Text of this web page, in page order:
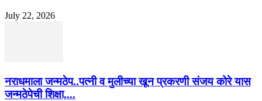
July 22, 2026
नराधमाला जन्मठेप..पत्नी व मुलीच्या खून प्रकरणी संजय कोरे यास
जन्मठेपेची शिक्षा,...